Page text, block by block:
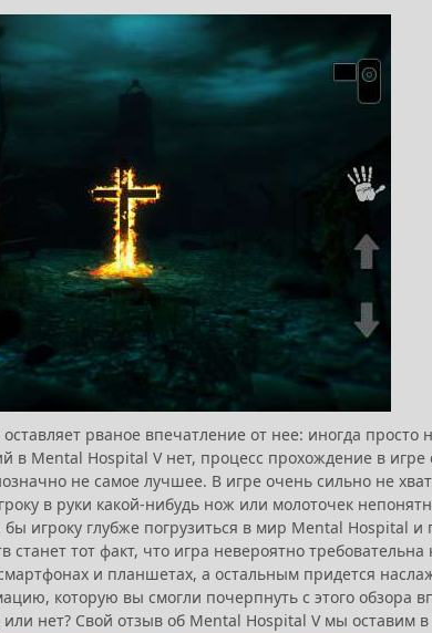
рваное впечатление от нее: иногда просто
в Mental Hospital V нет, процесс прохождение в игре
не самое лучшее. В игре очень сильно не
в руки какой-нибудь нож или молоточек
игроку глубже погрузиться в мир Mental Hospital и
станет тот факт, что игра невероятно
и планшетах, а остальным придется
которую вы смогли почерпнуть с этого обзора
нет? Свой отзыв об Mental Hospital V мы оставим